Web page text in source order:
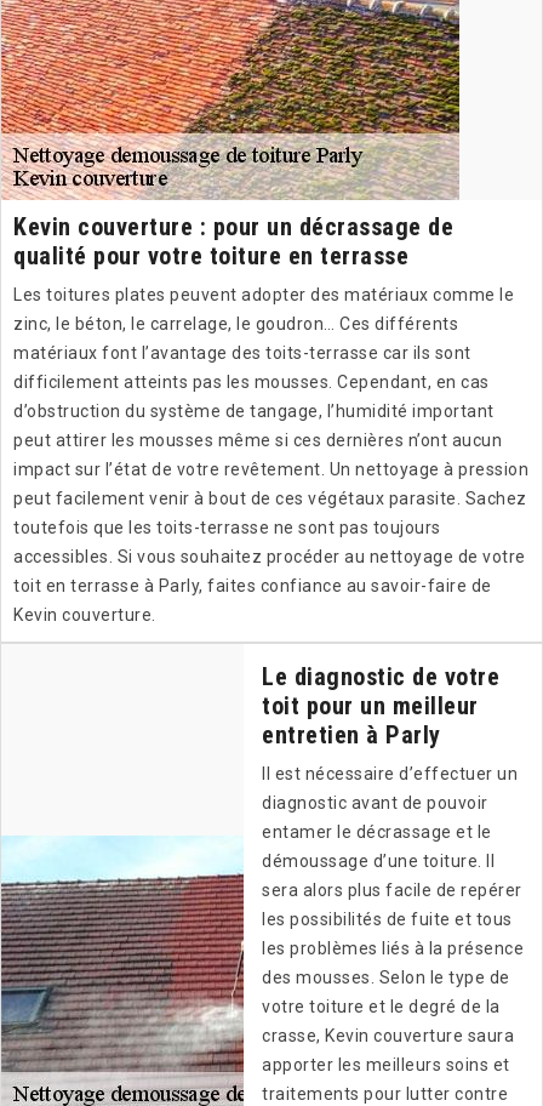
Kevin couverture : pour un décrassage de
qualité pour votre toiture en terrasse
Les toitures plates peuvent adopter des matériaux comme le
zinc, le béton, le carrelage, le goudron… Ces différents
matériaux font l’avantage des toits-terrasse car ils sont
difficilement atteints pas les mousses. Cependant, en cas
d’obstruction du système de tangage, l’humidité important
peut attirer les mousses même si ces dernières n’ont aucun
impact sur l’état de votre revêtement. Un nettoyage à pression
peut facilement venir à bout de ces végétaux parasite. Sachez
toutefois que les toits-terrasse ne sont pas toujours
accessibles. Si vous souhaitez procéder au nettoyage de votre
toit en terrasse à Parly, faites confiance au savoir-faire de
Kevin couverture.
Le diagnostic de votre
toit pour un meilleur
entretien à Parly
Il est nécessaire d’effectuer un
diagnostic avant de pouvoir
entamer le décrassage et le
démoussage d’une toiture. Il
sera alors plus facile de repérer
les possibilités de fuite et tous
les problèmes liés à la présence
des mousses. Selon le type de
votre toiture et le degré de la
crasse, Kevin couverture saura
apporter les meilleurs soins et
traitements pour lutter contre